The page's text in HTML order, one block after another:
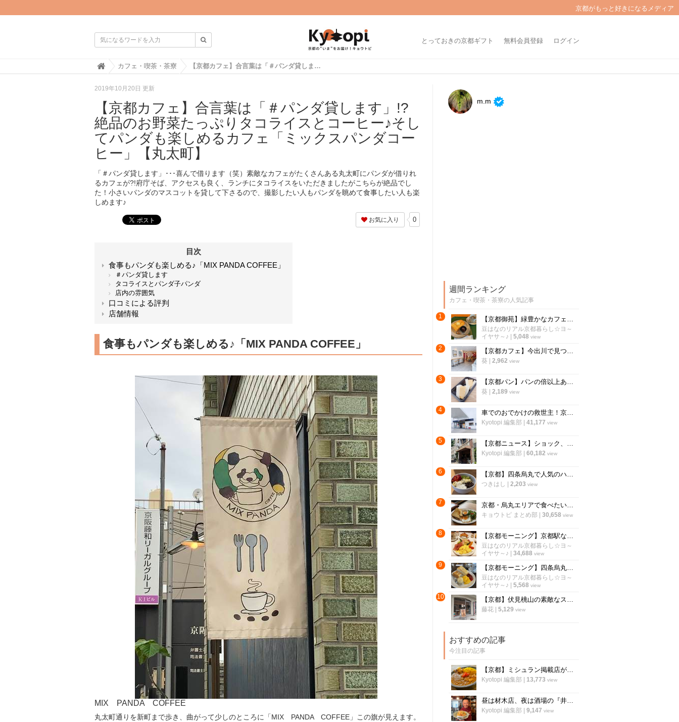
京都がもっと好きになるメディア
とっておきの京都ギフト 無料会員登録 ログイン
H
e
カフェ・喫茶・茶寮 【京都カフェ】合言葉は「＃パンダ貸します」!?絶品のお野菜たっぷりタコライスとコーヒー♪そしてパンダも楽しめるカフェ「ミックスパンダコーヒー」【丸太町】
2019年10月20日 更新
【京都カフェ】合言葉は「＃パンダ貸します」!?
絶品のお野菜たっぷりタコライスとコーヒー♪そし
てパンダも楽しめるカフェ「ミックスパンダコー
ヒー」【丸太町】
「＃パンダ貸します」･･･喜んで借ります（笑）素敵なカフェがたくさんある丸太町にパンダが借りれ
るカフェが?!府庁そば、アクセスも良く、ランチにタコライスをいただきましたがこちらが絶品でし
た！小さいパンダのマスコットを貸して下さるので、撮影したい人もパンダを眺めて食事したい人も楽
しめます♪
お気に入り 0
目次
食事もパンダも楽しめる♪「MIX PANDA COFFEE」
＃パンダ貸します
タコライスとパンダ子パンダ
店内の雰囲気
口コミによる評判
店舗情報
食事もパンダも楽しめる♪「MIX PANDA COFFEE」
MIX PANDA COFFEE
丸太町通りを新町まで歩き、曲がって少しのところに「MIX PANDA COFFEE」この旗が見えます。
m.m
週間ランキング
カフェ・喫茶・茶寮の人気記事
1 【京都御苑】緑豊かなカフェでモーニング開始！朝活に老舗パン謹製『あんバタートースト』を☆
豆はなのリアル京都暮らし☆ヨ～
イヤサ～♪
5,048 view
2 【京都カフェ】今出川で見つけた"本格中華ティースタンド" 夜カフェ利用もできる
葵 2,962 view
3 【京都パン】パンの倍以上ある分厚さ！20年以上愛される「京風厚焼き玉子サンド」の極上テイクアウト
葵 2,189 view
4 車でのおでかけの救世主！京都市内で駐車場が3台以上あるカフェ【まとめ】
Kyotopi 編集部 41,177 view
5 【京都ニュース】ショック、残念の声広がる 出町の老舗喫茶が6月下旬閉店へ
Kyotopi 編集部 60,182 view
6 【京都】四条烏丸で人気のハワイアンカフェ！話題のアサイーボウルも「エッグスシングス」
つきはし 2,203 view
7 京都・烏丸エリアで食べたい「絶品モーニング厳選６店」朝から京都を満喫しよう！【まとめ】
キョウトピ まとめ部 30,658 view
8 【京都モーニング】京都駅ならココが空いてる！京都を代表する老舗喫茶『イノダコーヒ』
豆はなのリアル京都暮らし☆ヨ～
イヤサ～♪
34,688 view
9 【京都モーニング】四条烏丸の好立地☆祇園祭中に休憩がてら訪れたい老舗喫茶「高木珈琲店」
豆はなのリアル京都暮らし☆ヨ～
イヤサ～♪
5,568 view
10 【京都】伏見桃山の素敵なスイーツカフェ「パレード伏見洋菓子店」
藤花| 5,129 view
おすすめの記事
今注目の記事
【京都】ミシュラン掲載店がスパイスカレーのレシピ公開！カレー専門店「カレープラント」スパイスカレーのレシピ公開！
Kyotopi 編集部 13,773 view
昼は材木店、夜は酒場の『井倉木材』が教える「裏技チャーハン（焼き飯）」の作り方！
Kyotopi 編集部 9,147 view